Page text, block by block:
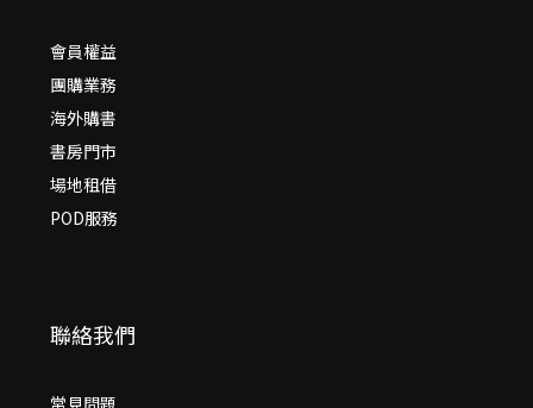
會員權益
團購業務
海外購書
書房門市
場地租借
POD服務
聯絡我們